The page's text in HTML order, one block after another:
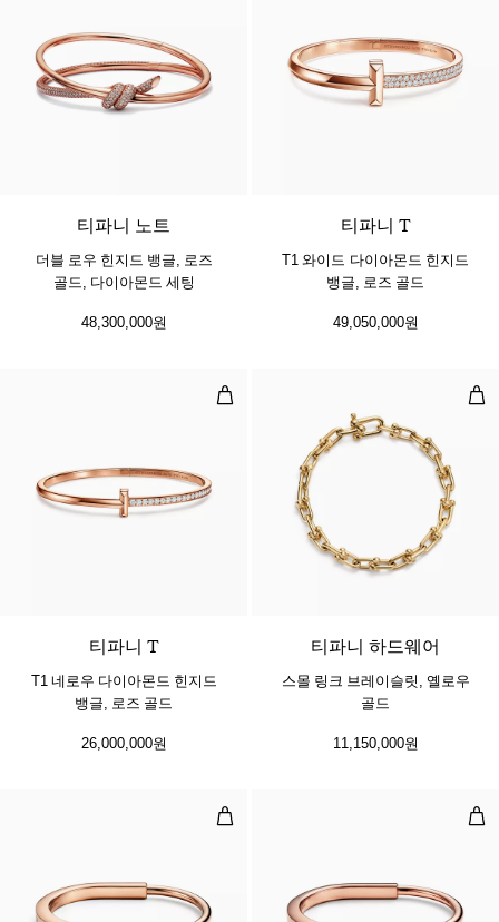
티파니 노트
더블 로우 힌지드 뱅글, 로즈
골드, 다이아몬드 세팅
48,300,000원
티파니 T
T1 와이드 다이아몬드 힌지드
뱅글, 로즈 골드
49,050,000원
T1 네로우 다이아몬드 힌지드 뱅글,
3 소재
티파니 T
T1 네로우 다이아몬드 힌지드
뱅글, 로즈 골드
26,000,000원
스
티파니 하드웨어
스몰 링크 브레이슬릿, 옐로우
골드
11,150,000원
뱅글, 로즈 골드, 다이아몬드 액센트
뱅